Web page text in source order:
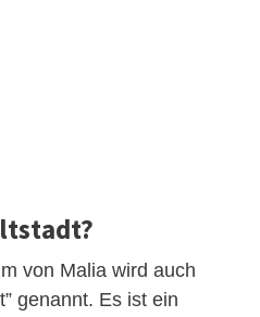
von Malia wird auch
genannt. Es ist ein